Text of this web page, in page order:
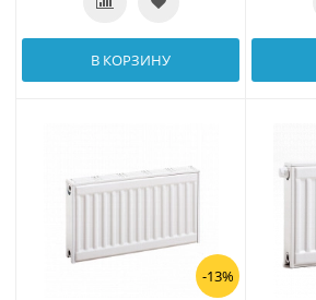
В КОРЗИНУ
-13%